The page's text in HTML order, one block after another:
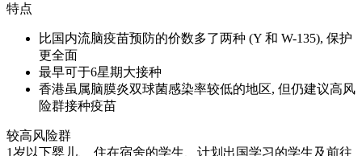
特点
比国内流脑疫苗预防的价数多了两种 (Y 和 W-135), 保护
更全面
最早可于6星期大接种
香港虽属脑膜炎双球菌感染率较低的地区, 但仍建议高风
险群接种疫苗
较高风险群
1岁以下婴儿、 住在宿舍的学生、计划出国学习的学生及前往